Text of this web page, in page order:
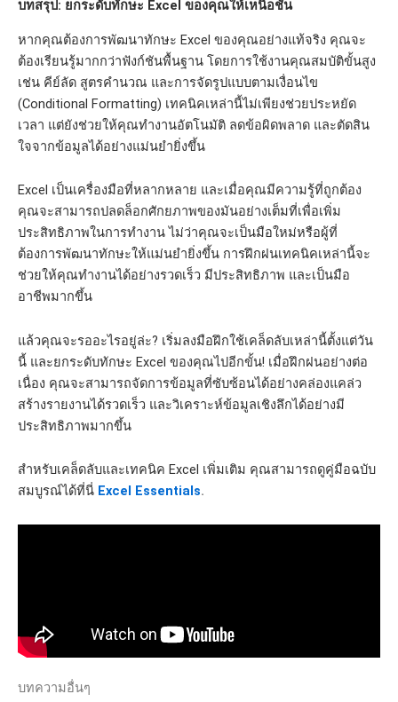
บทสรุป: ยกระดับทักษะ Excel ของคุณให้เหนือชั้น
หากคุณต้องการพัฒนาทักษะ Excel ของคุณอย่างแท้จริง คุณจะ
ต้องเรียนรู้มากกว่าฟังก์ชันพื้นฐาน โดยการใช้งานคุณสมบัติขั้นสูง
เช่น คีย์ลัด สูตรคำนวณ และการจัดรูปแบบตามเงื่อนไข
(Conditional Formatting) เทคนิคเหล่านี้ไม่เพียงช่วยประหยัด
เวลา แต่ยังช่วยให้คุณทำงานอัตโนมัติ ลดข้อผิดพลาด และตัดสิน
ใจจากข้อมูลได้อย่างแม่นยำยิ่งขึ้น
Excel เป็นเครื่องมือที่หลากหลาย และเมื่อคุณมีความรู้ที่ถูกต้อง
คุณจะสามารถปลดล็อกศักยภาพของมันอย่างเต็มที่เพื่อเพิ่ม
ประสิทธิภาพในการทำงาน ไม่ว่าคุณจะเป็นมือใหม่หรือผู้ที่
ต้องการพัฒนาทักษะให้แม่นยำยิ่งขึ้น การฝึกฝนเทคนิคเหล่านี้จะ
ช่วยให้คุณทำงานได้อย่างรวดเร็ว มีประสิทธิภาพ และเป็นมือ
อาชีพมากขึ้น
แล้วคุณจะรออะไรอยู่ล่ะ? เริ่มลงมือฝึกใช้เคล็ดลับเหล่านี้ตั้งแต่วัน
นี้ และยกระดับทักษะ Excel ของคุณไปอีกขั้น! เมื่อฝึกฝนอย่างต่อ
เนื่อง คุณจะสามารถจัดการข้อมูลที่ซับซ้อนได้อย่างคล่องแคล่ว
สร้างรายงานได้รวดเร็ว และวิเคราะห์ข้อมูลเชิงลึกได้อย่างมี
ประสิทธิภาพมากขึ้น
สำหรับเคล็ดลับและเทคนิค Excel เพิ่มเติม คุณสามารถดูคู่มือฉบับ
สมบูรณ์ได้ที่นี่ Excel Essentials.
บทความอื่นๆ